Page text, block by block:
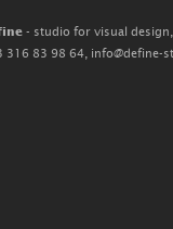
- studio for visual
316 83 98 64, info@define-